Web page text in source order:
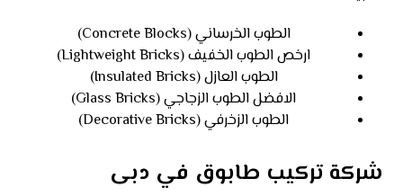
الطوب الخرساني (Concrete Blocks)
ارخص الطوب الخفيف (Lightweight Bricks)
الطوب العازل (Insulated Bricks)
الافضل الطوب الزجاجي (Glass Bricks)
الطوب الزخرفي (Decorative Bricks)
شركة تركيب طابوق في دبى